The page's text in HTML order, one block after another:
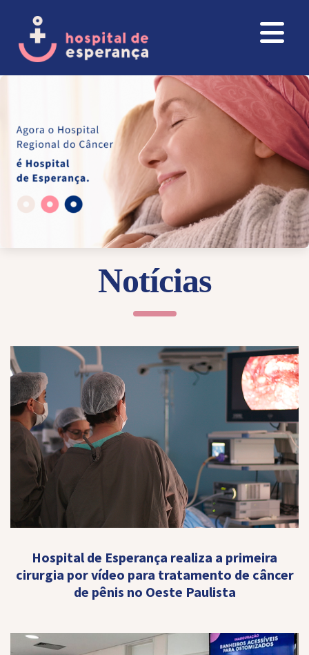
Notícias
Hospital de Esperança realiza a primeira
cirurgia por vídeo para tratamento de câncer
de pênis no Oeste Paulista